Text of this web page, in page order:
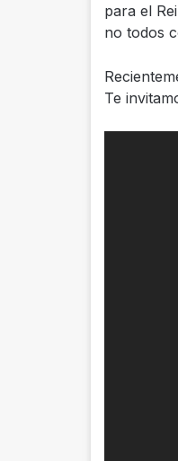
para el
no todos
Te